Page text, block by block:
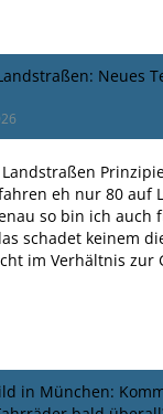
Neues
eh nur 80 auf
so bin ich auch
schadet keinem
im Verhältnis zur
in München: